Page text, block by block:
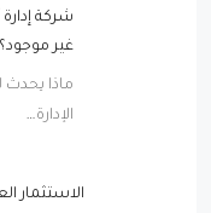
شركة
غير موجود؟
ماذا يحدث
الإدارة…
الاستثمار